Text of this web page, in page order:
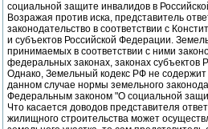
социальной защите инвалидов в
Возражая против иска, представитель
законодательство в соответствии с
и субъектов Российской Федерации.
принимаемых в соответствии с ними
федеральных законах, законах субъектов
Однако, Земельный кодекс РФ не содержит
данном случае нормы земельного
Федеральным законом "О социальной
Что касается доводов представителя
жилищного строительства может